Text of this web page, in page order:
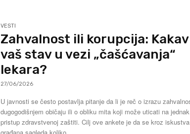
VESTI
Zahvalnost ili korupcija:
vaš stav u vezi „čašćavanja“
lekara?
27/06/2026
U javnosti se često postavlja pitanje da li je reč o izrazu
dugogodišnjem običaju ili o obliku mita koji može uticati na jednak
pristup zdravstvenoj zaštiti. Cilj ove ankete je da se kroz iskustva